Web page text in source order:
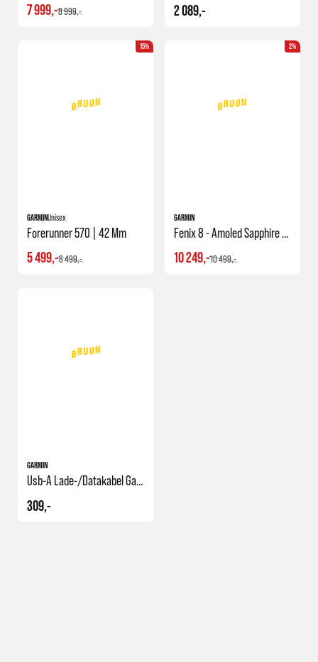
8 999,-
7 999,- 2 089,-
15%
GARMINUnisex
Forerunner 570 | 42 Mm
6 499,-
5 499,-
2%
GARMIN
Fenix 8 - Amoled Sapphire | 43mm
10 499,-
10 249,-
GARMIN
Usb-A Lade-/datakabel Garmin
309,-